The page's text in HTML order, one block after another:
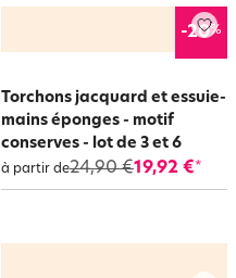
-20%
Torchons jacquard et essuie-
mains éponges - motif
conserves - lot de 3 et 6
à partir de24,90 €19,92 €*